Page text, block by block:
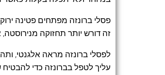
פסלי ברונזה מפתחים פטינה
זה דורש יותר תחזוקה
לפסלי ברונזה מראה אלגנטי,
עליך לטפל בברונזה כדי להבטיח